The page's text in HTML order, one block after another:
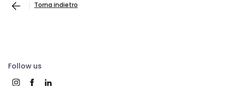
Torna indietro
Follow us